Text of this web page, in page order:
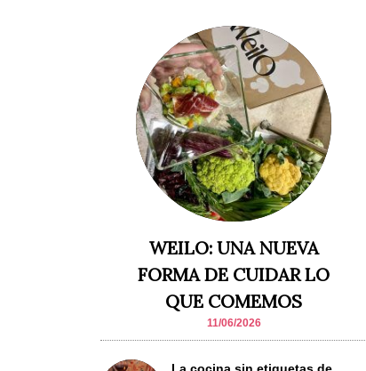
WEILO: UNA NUEVA
FORMA DE CUIDAR LO
QUE COMEMOS
11/06/2026